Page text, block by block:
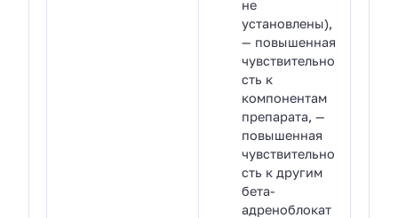
не
установлены),
— повышенная
чувствительно
сть к
компонентам
препарата, —
повышенная
чувствительно
сть к другим
бета-
адреноблокат